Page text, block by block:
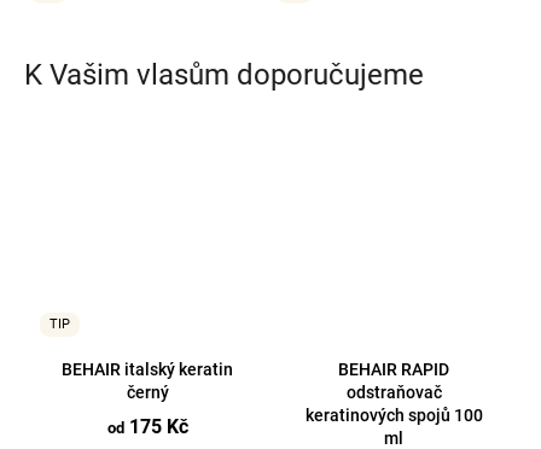
K Vašim vlasům doporučujeme
TIP
BEHAIR italský keratin
černý
od175 Kč
BEHAIR RAPID
odstraňovač
keratinových spojů 100
ml